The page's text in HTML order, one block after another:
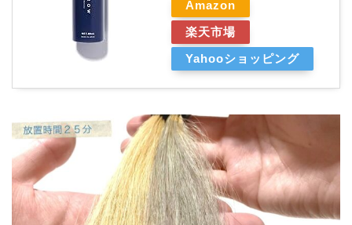
Amazon
楽天市場
Yahooショッピング